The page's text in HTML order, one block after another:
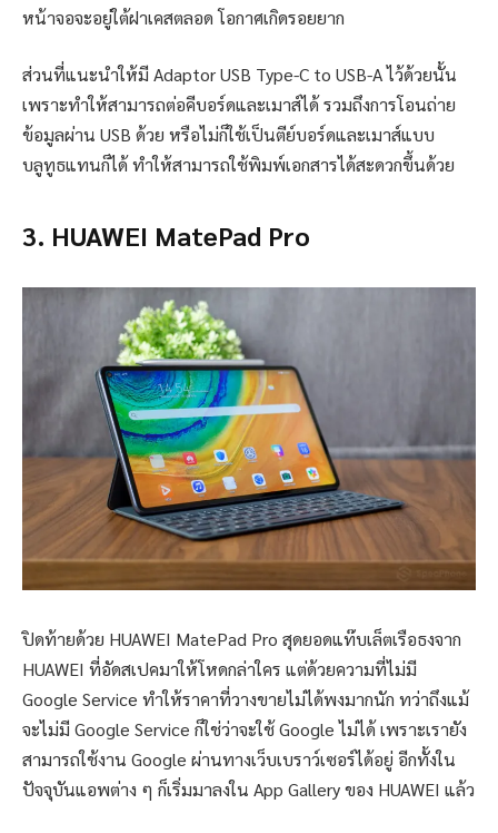
หน้าจอจะอยู่ใต้ฝาเคสตลอด โอกาศเกิดรอยยาก
ส่วนที่แนะนำให้มี Adaptor USB Type-C to USB-A ไว้ด้วยนั้น
เพราะทำให้สามารถต่อคีบอร์ดและเมาส์ได้ รวมถึงการโอนถ่าย
ข้อมูลผ่าน USB ด้วย หรือไม่ก็ใช้เป็นตีย์บอร์ดและเมาส์แบบ
บลูทูธแทนก็ได้ ทำให้สามารถใช้พิมพ์เอกสารได้สะดวกขึ้นด้วย
3. HUAWEI MatePad Pro
ปิดท้ายด้วย HUAWEI MatePad Pro สุดยอดแท๊บเล็ตเรือธงจาก
HUAWEI ที่อัดสเปคมาให้โหดกล่าใคร แต่ด้วยความที่ไม่มี
Google Service ทำให้ราคาที่วางขายไม่ได้พงมากนัก ทว่าถึงแม้
จะไม่มี Google Service ก็ใช่ว่าจะใช้ Google ไม่ได้ เพราะเรายัง
สามารถใช้งาน Google ผ่านทางเว็บเบราว์เซอร์ได้อยู่ อีกทั้งใน
ปัจจุบันแอพต่าง ๆ ก็เริ่มมาลงใน App Gallery ของ HUAWEI แล้ว